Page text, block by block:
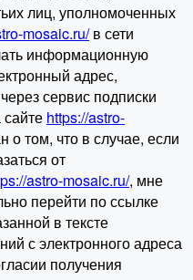
лиц, уполномоченных
mosaic.ru/в сети
информационную
адрес,
сервис подписки
https://astro-
том, что в случае, если
от
astro-mosaic.ru/, мне
перейти по ссылке
в тексте
с электронного адреса
получения